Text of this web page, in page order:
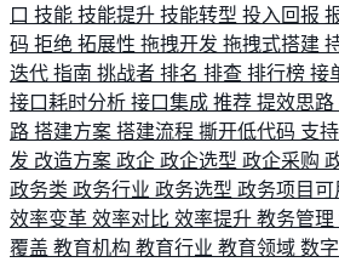
口 技能 技能提升 技能转型 投入回报
码 拒绝 拓展性 拖拽开发 拖拽式搭建
迭代 指南 挑战者 排名 排查 排行榜 接
接口耗时分析 接口集成 推荐 提效思路
路 搭建方案 搭建流程 撕开低代码 支
发 改造方案 政企 政企选型 政企采购
政务类 政务行业 政务选型 政务项目可
效率变革 效率对比 效率提升 教务管理
覆盖 教育机构 教育行业 教育领域 数